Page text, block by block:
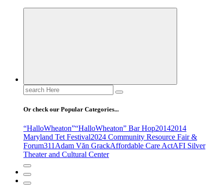
Search
for:
Or check our Popular Categories...
“HalloWheaton”“HalloWheaton” Bar Hop20142014
Maryland Tet Festival2024 Community Resource Fair &
Forum311 Adam Văn GrackAffordable Care ActAFI Silver
Theater and Cultural Center